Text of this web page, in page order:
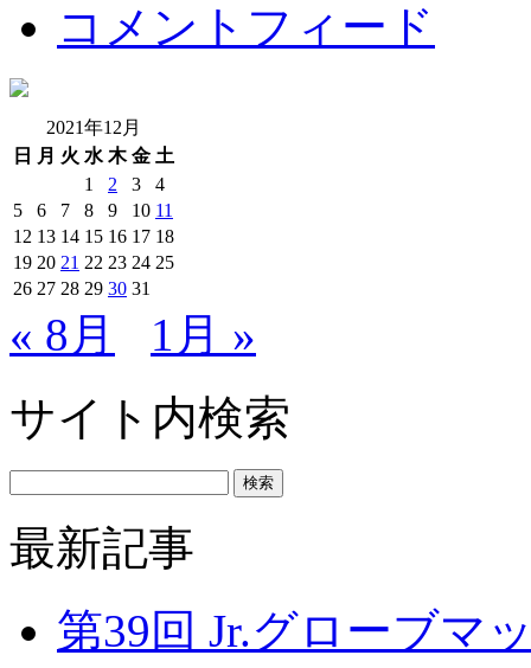
コメントフィード
2021年12月
日
月 火 水 木 金 土
1
2 3
4
5
6 7 8 9 10 11
12 13 14 15 16 17 18
19 20 21 22 23 24 25
26 27 28 29 30 31
« 8月
1月 »
サイト内検索
最新記事
第39回 Jr.グローブマ